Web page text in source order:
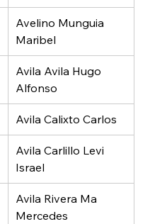
Avelino Munguia
Maribel
Avila Avila Hugo
Alfonso
Avila Calixto Carlos
Avila Carlillo Levi
Israel
Avila Rivera Ma
Mercedes